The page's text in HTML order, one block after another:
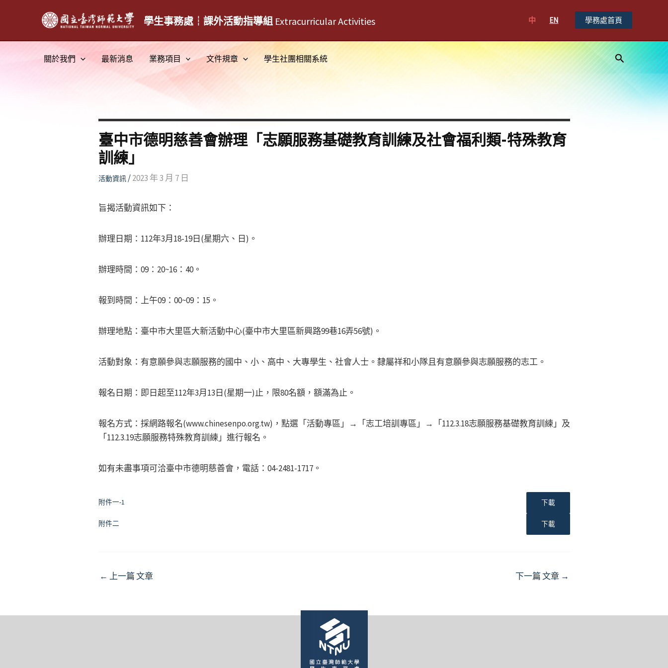
學生事務處┆課外活動指導組 Extracurricular Activities 中 EN 學務處首頁
關於我們 最新消息 業務項目 文件規章 學生社團相關系統
搜
尋
臺中市德明慈善會辦理「志願服務基礎教育訓練及社會福利類-特殊教育
訓練」
活動資訊/2023 年 3 月 7 日
旨揭活動資訊如下：
辦理日期：112年3月18-19日(星期六、日)。
辦理時間：09：20~16：40。
報到時間：上午09：00~09：15。
辦理地點：臺中市大里區大新活動中心(臺中市大里區新興路99巷16弄56號)。
活動對象：有意願參與志願服務的國中、小、高中、大專學生、社會人士。隸屬祥和小隊且有意願參與志願服務的志工。
報名日期：即日起至112年3月13日(星期一)止，限80名額，額滿為止。
報名方式：採網路報名(www.chinesenpo.org.tw)，點選「活動專區」→「志工培訓專區」→「112.3.18志願服務基礎教育訓練」及
「112.3.19志願服務特殊教育訓練」進行報名。
如有未盡事項可洽臺中市德明慈善會，電話：04-2481-1717。
附件一-1 下載
附件二 下載
Post
← 上一篇 文章 下一篇 文章 →